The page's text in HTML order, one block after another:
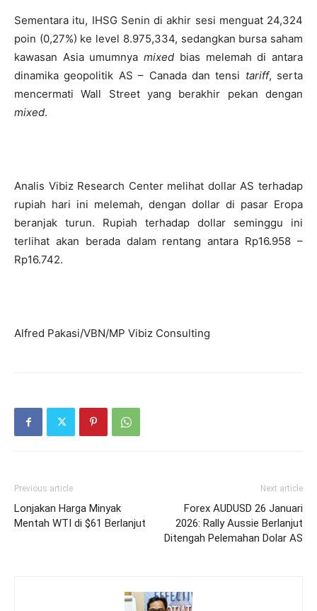
Sementara itu, IHSG Senin di akhir sesi menguat 24,324
poin (0,27%) ke level 8.975,334, sedangkan bursa saham
kawasan Asia umumnyamixed bias melemah di antara
dinamika geopolitik AS – Canada dan tensi tariff, serta
mencermati Wall Street yang berakhir pekan dengan
mixed.
Analis Vibiz Research Center melihat dollar AS terhadap
rupiah hari ini melemah, dengan dollar di pasar Eropa
beranjak turun. Rupiah terhadap dollar seminggu ini
terlihat akan berada dalam rentang antara Rp16.958 –
Rp16.742.
Alfred Pakasi/VBN/MP Vibiz Consulting
Previous article
Lonjakan Harga Minyak
Mentah WTI di $61 Berlanjut
Next article
Forex AUDUSD 26 Januari
2026: Rally Aussie Berlanjut
Ditengah Pelemahan Dolar AS